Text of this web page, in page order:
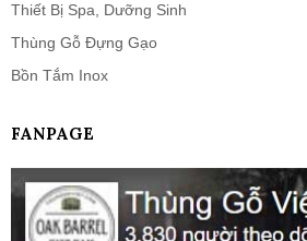
Thiết Bị Spa, Dưỡng Sinh
Thùng Gỗ Đựng Gạo
Bồn Tắm Inox
FANPAGE